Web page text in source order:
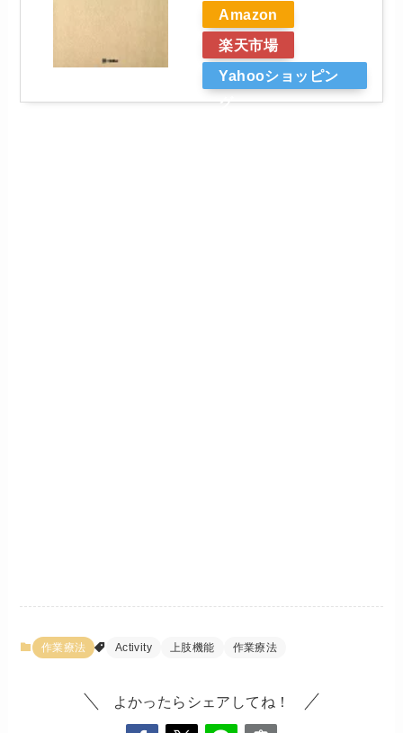
Amazon
楽天市場
Yahooショッピン
グ
作業療法 Activity 上肢機能 作業療法
よかったらシェアしてね！